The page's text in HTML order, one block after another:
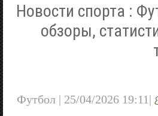
Новости спорта :
обзоры,
Футбол | 25/04/2026 19:11|